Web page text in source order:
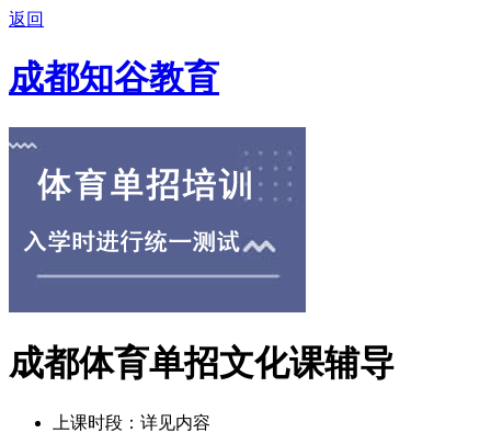
返回
成都知谷教育
成都体育单招文化课辅导
上课时段： 详见内容